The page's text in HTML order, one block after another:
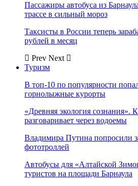
Пассажиры автобуса из
трассе в сильный мороз
Таксисты в России теперь
рублей в месяц
Prev Next
Туризм
В топ-10 по популярности
горнолыжные курорты
«Древняя экология сознания».
разговаривает через водоемы
Владимира Путина попросили
фототроллей
Автобусы для «Алтайской
туристов на площади Барнаула